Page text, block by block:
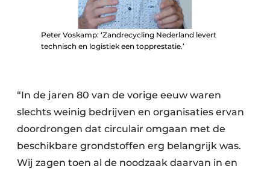
Glasrecyclage
Houtafval
Medisch afval
Metaalrecyclage
Peter Voskamp: ‘Zandrecycling Nederland levert
technisch en logistiek een topprestatie.’
“In de jaren 80 van de vorige eeuw waren
slechts weinig bedrijven en organisaties ervan
doordrongen dat circulair omgaan met de
beschikbare grondstoffen erg belangrijk was.
Wij zagen toen al de noodzaak daarvan in en